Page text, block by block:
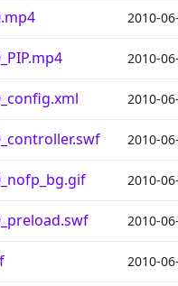
2010-
2010-
2010-
2010-
2010-
2010-
2010-